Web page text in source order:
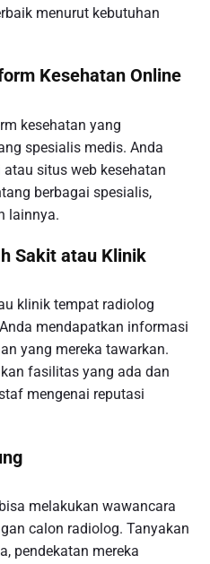
menurut kebutuhan
Kesehatan Online
kesehatan yang
spesialis medis. Anda
situs web kesehatan
berbagai spesialis,
lainnya.
Sakit atau Klinik
klinik tempat radiolog
mendapatkan informasi
yang mereka tawarkan.
fasilitas yang ada dan
mengenai reputasi
melakukan wawancara
calon radiolog. Tanyakan
pendekatan mereka